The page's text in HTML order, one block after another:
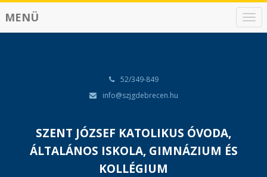
N
a
MENÜ
52/349-849
info@szjgdebrecen.hu
SZENT JÓZSEF KATOLIKUS ÓVODA,
ÁLTALÁNOS ISKOLA, GIMNÁZIUM ÉS
KOLLÉGIUM